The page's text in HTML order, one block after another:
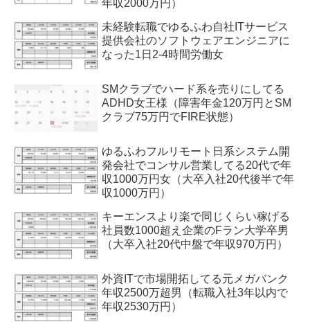
年収2000万円）
未経験転職でゆるふわ自社ITサービス
提供会社のソフトウェアエンジニアに
なった1日2-4時間労働女
SMクラブでハード系を売りにしてる
ADHD女王様（障害年金120万円とSM
クラブ75万円でFIRE状態）
ゆるふわフルリモート日系システム開
発会社でコンサル営業してる20代で年
収1000万円女（大卒入社20代後半で年
収1000万円）
キーエンスより楽で同じくらい稼げる
社員数1000超え企業のFラン大学卒男
（大卒入社20代中盤で年収970万円）
外資ITで市場開拓してる元メガバンク
年収2500万超男（転職入社3年以内で
年収2530万円）